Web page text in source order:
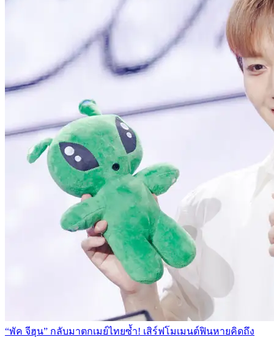
“พัค จีฮุน” กลับมาตกเมย์ไทยซ้ำ! เสิร์ฟโมเมนต์ฟินหายคิดถึง